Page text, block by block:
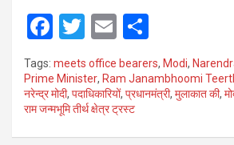
F
ce
b
o
T
wi
tt
er
E
m
ail ar
e
Tags: meets office bearers, Modi,
Prime Minister, Ram Janambhoomi
नरेन्द्र मोदी, पदाधिकारियों, प्रधानमंत्री, मुलाकात की,
राम जन्मभूमि तीर्थ क्षेत्र ट्रस्ट